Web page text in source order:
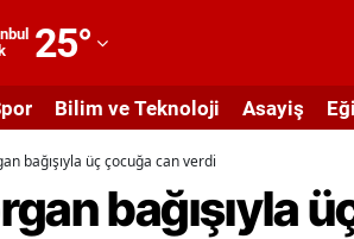
25°
Bilim ve Teknoloji Asayiş
bağışıyla üç çocuğa can verdi
bağışıyla